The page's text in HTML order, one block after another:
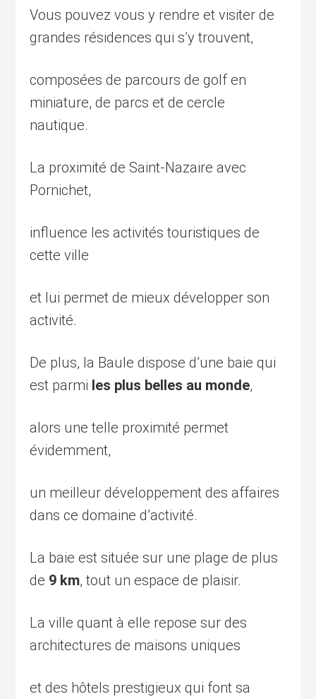
Vous pouvez vous y rendre et visiter de
grandes résidences qui s’y trouvent,
composées de parcours de golf en
miniature, de parcs et de cercle
nautique.
La proximité de Saint-Nazaire avec
Pornichet,
influence les activités touristiques de
cette ville
et lui permet de mieux développer son
activité.
De plus, la Baule dispose d’une baie qui
est parmi les plus belles au monde,
alors une telle proximité permet
évidemment,
un meilleur développement des affaires
dans ce domaine d’activité.
La baie est située sur une plage de plus
de 9 km, tout un espace de plaisir.
La ville quant à elle repose sur des
architectures de maisons uniques
et des hôtels prestigieux qui font sa